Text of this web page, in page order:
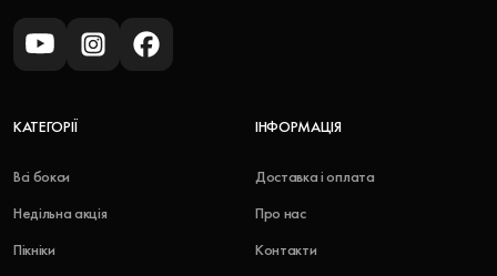
КАТЕГОРІЇ
Всі бокси
Недільна акція
Пікніки
ІНФОРМАЦІЯ
Доставка і оплата
Про нас
Контакти